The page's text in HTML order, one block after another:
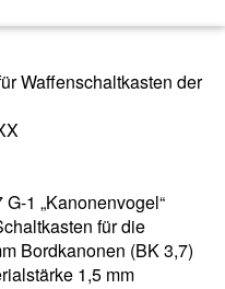
Waffenschaltkasten der
1 „Kanonenvogel“
für die
Bordkanonen (BK 3,7)
1,5 mm